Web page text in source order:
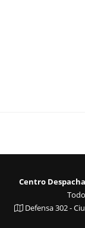
Centro
Defensa 302 -